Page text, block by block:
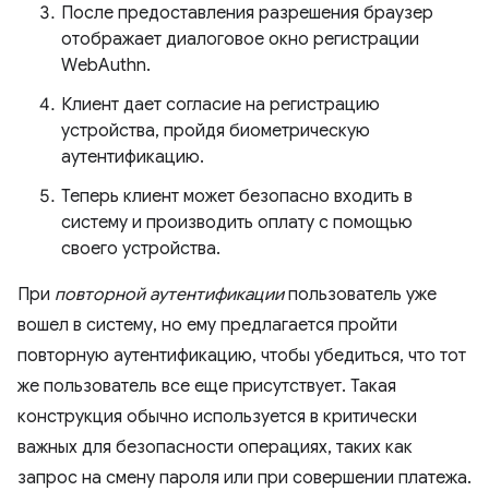
После предоставления разрешения браузер
отображает диалоговое окно регистрации
WebAuthn.
Клиент дает согласие на регистрацию
устройства, пройдя биометрическую
аутентификацию.
Теперь клиент может безопасно входить в
систему и производить оплату с помощью
своего устройства.
При повторной аутентификациипользователь уже
вошел в систему, но ему предлагается пройти
повторную аутентификацию, чтобы убедиться, что тот
же пользователь все еще присутствует. Такая
конструкция обычно используется в критически
важных для безопасности операциях, таких как
запрос на смену пароля или при совершении платежа.